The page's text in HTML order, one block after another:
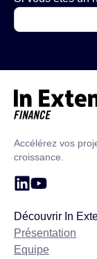
Accélérez vos
croissance.
Découvrir In
Présentation
Equipe